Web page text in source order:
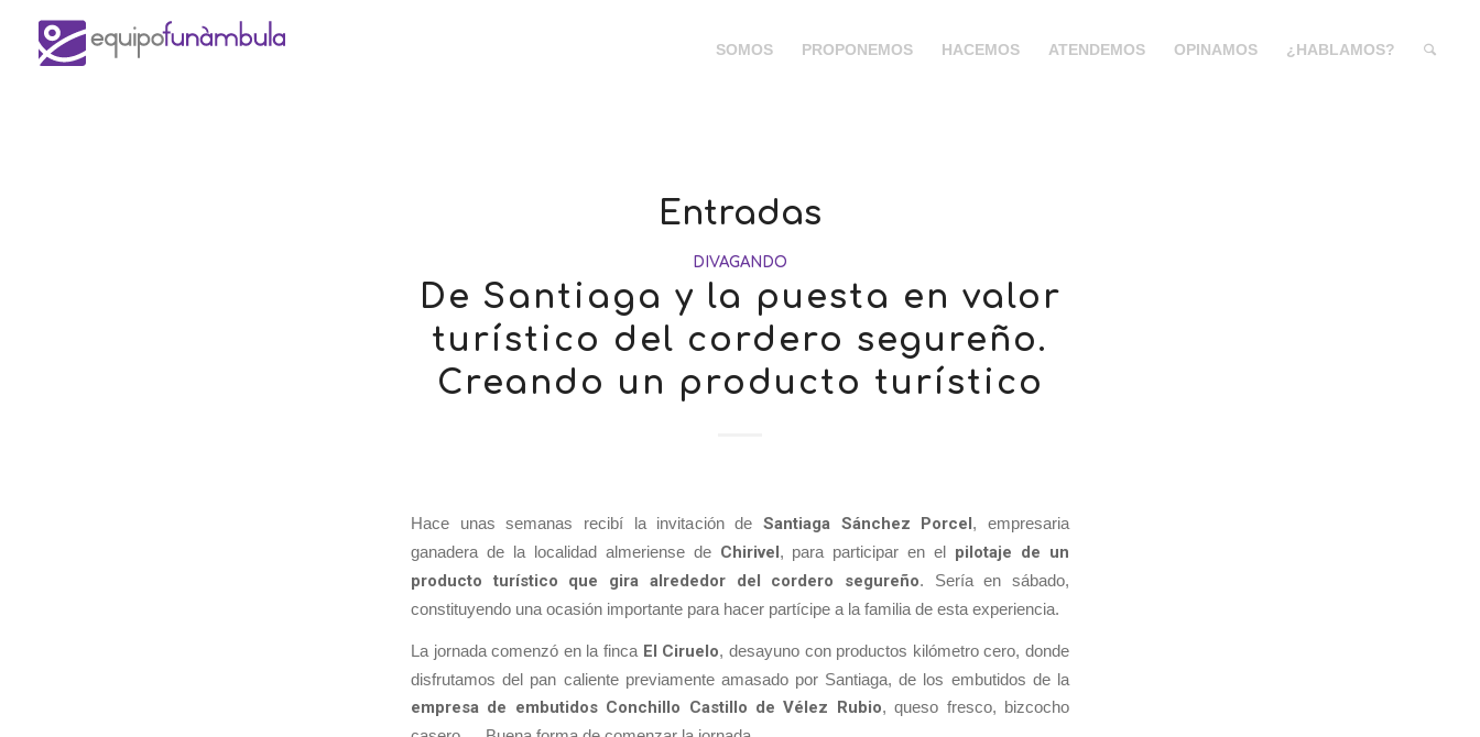
SOMOS PROPONEMOS HACEMOS ATENDEMOS OPINAMOS ¿HABLAMOS?
Entradas
DIVAGANDO
De Santiaga y la puesta en valor
turístico del cordero segureño.
Creando un producto turístico
Hace unas semanas recibí la invitación de Santiaga Sánchez Porcel , empresaria
ganadera de la localidad almeriense de Chirivel , para participar en el pilotaje de un
producto turístico que gira alrededor del cordero segureño. Sería en sábado,
constituyendo una ocasión importante para hacer partícipe a la familia de esta experiencia.
La jornada comenzó en la finca El Ciruelo, desayuno con productos kilómetro cero, donde
disfrutamos del pan caliente previamente amasado por Santiaga, de los embutidos de la
empresa de embutidos Conchillo Castillo de Vélez Rubio, queso fresco, bizcocho